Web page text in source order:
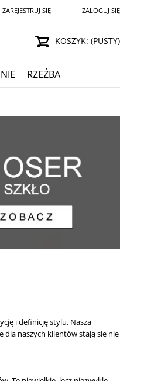
ZAREJESTRUJ SIĘ ZALOGUJ SIĘ
KOSZYK: (PUSTY)
RZEŹBA
i definicję stylu. Nasza
dla naszych klientów stają się nie